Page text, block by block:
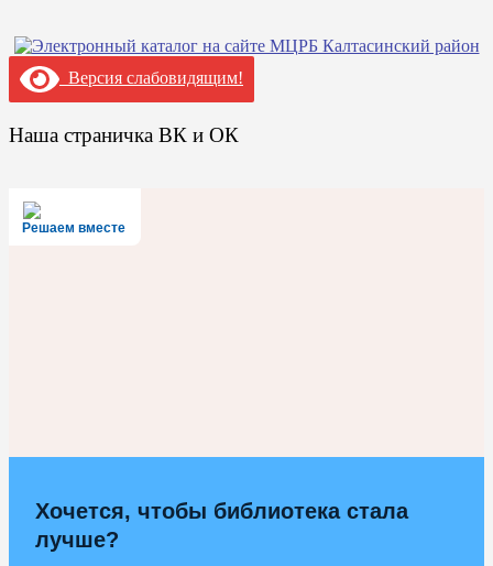
Версия слабовидящим!
Наша страничка ВК и ОК
Решаем вместе
Хочется, чтобы библиотека стала
лучше?